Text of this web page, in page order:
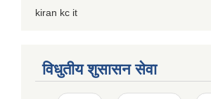
kiran kc it
विधुतीय शुसासन सेवा